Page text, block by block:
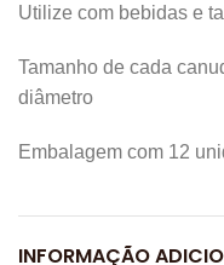
Utilize com bebidas e
Tamanho de cada
diâmetro
Embalagem com 12
INFORMAÇÃO